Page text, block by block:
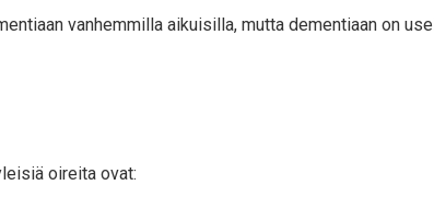
vanhemmilla aikuisilla, mutta dementiaan on
oireita ovat: